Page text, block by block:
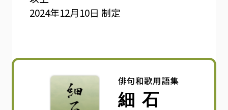
2024年12月10日 制定
俳句和歌用語集
細石